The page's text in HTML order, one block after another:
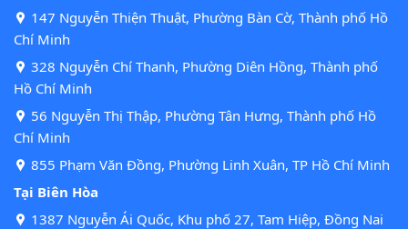
147 Nguyễn Thiện Thuật, Phường Bàn Cờ, Thành phố Hồ
Chí Minh
328 Nguyễn Chí Thanh, Phường Diên Hồng, Thành phố
Hồ Chí Minh
56 Nguyễn Thị Thập, Phường Tân Hưng, Thành phố Hồ
Chí Minh
855 Phạm Văn Đồng, Phường Linh Xuân, TP Hồ Chí Minh
Tại Biên Hòa
1387 Nguyễn Ái Quốc, Khu phố 27, Tam Hiệp, Đồng Nai